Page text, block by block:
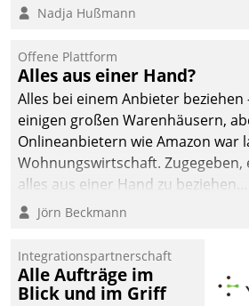
Nadja Hußmann
Offene Plattform
Alles aus einer Hand?
Alles bei einem Anbieter beziehen
einigen großen Warenhäusern,
Onlineanbietern wie Amazon war
Wohnungswirtschaft.
alles aus einer Hand zu beziehen...
Jörn Beckmann
Integrationspartnerschaft
Alle Aufträge im
Blick und im Griff